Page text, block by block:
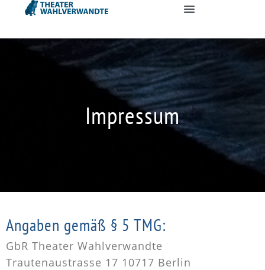
Impressum
Angaben gemäß § 5 TMG:
GbR Theater Wahlverwandte
Trautenaustrasse 17 10717 Berlin